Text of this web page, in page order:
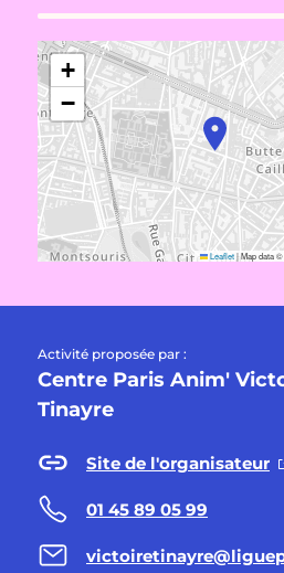
+
−
Leaflet|Map data ©
Activité proposée par :
Centre Paris Anim'
Tinayre
Site de l'organisateur
01 45 89 05 99